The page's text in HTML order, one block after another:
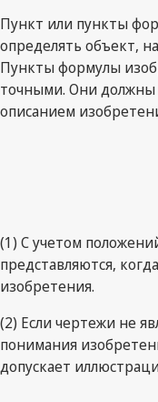
Пункт или пункты
определять объект,
Пункты формулы
точными. Они должны
описанием
(1) С учетом
представляются,
изобретения.
(2) Если чертежи не
понимания
допускает